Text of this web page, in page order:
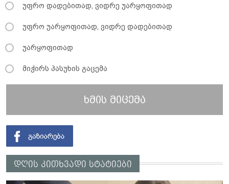
უფრო დადებითად, ვიდრე უარყოფითად
უფრო უარყოფითად, ვიდრე დადებითად
უარყოფითად
მიჭირს პასუხის გაცემა
ხმის მიცემა
დღის კითხვადი სტატიები